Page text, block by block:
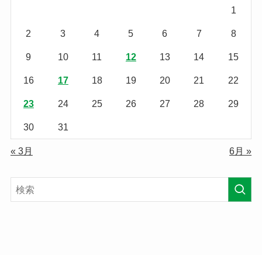
1
2 3 4 5 6 7 8
9 10 11 12 13 14 15
16 17 18 19 20 21 22
23 24 25 26 27 28 29
30 31
« 3月 6月 »